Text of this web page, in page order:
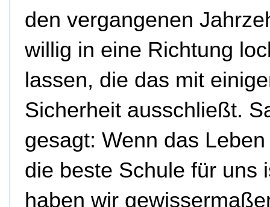
den vergangenen
willig in eine Richtung
lassen, die das mit
Sicherheit ausschließt.
gesagt: Wenn das
die beste Schule für uns
haben wir